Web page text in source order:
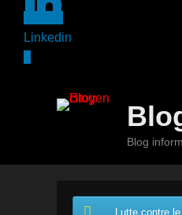
Linkedin
Blog
Lutte contre le